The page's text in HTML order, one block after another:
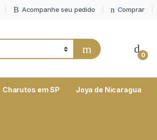
Acompanhe seu pedido Comprar
0
Charutos em SP Joya de Nicaragua